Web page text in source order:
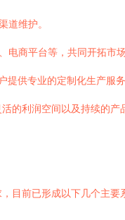
道维护。
电商平台等，共同开拓市场
提供专业的定制化生产服务
的利润空间以及持续的产
目前已形成以下几个主